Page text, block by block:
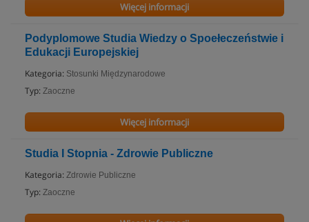
Więcej informacji
Podyplomowe Studia Wiedzy o Spoełeczeństwie i
Edukacji Europejskiej
Kategoria: Stosunki Międzynarodowe
Typ: Zaoczne
Więcej informacji
Studia I Stopnia - Zdrowie Publiczne
Kategoria: Zdrowie Publiczne
Typ: Zaoczne